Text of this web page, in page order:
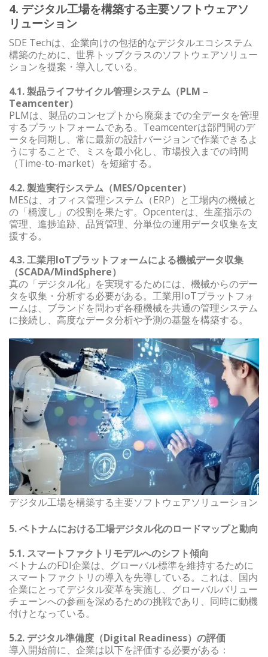
4. デジタル工場を構築する主要ソフトウェアソ
リューション
SDE Techは、企業向けの包括的なデジタルエコシステム
構築のために、世界トップクラスのソフトウェアソリュー
ションを提案・導入している。
4.1. 製品ライフサイクル管理システム（PLM –
Teamcenter）
PLMは、製品のコンセプトから廃棄までの全データを管理
するプラットフォームである。Teamcenterは部門間のデ
ータを同期し、常に最新の設計バージョンで作業できるよ
うにすることで、ミスを最小化し、市場投入までの時間
（Time-to-market）を短縮する。
4.2. 製造実行システム（MES/Opcenter）
MESは、オフィス管理システム（ERP）と工場内の機械と
の「橋渡し」の役割を果たす。Opcenterは、生産指示の
管理、進捗追跡、品質管理、分単位の運用データ収集を支
援する。
4.3. 工業用IoTプラットフォームによる機械データ収集
（SCADA/MindSphere）
真の「デジタル化」を実現するためには、機械からのデー
タを収集・分析する必要がある。工業用IoTプラットフォ
ームは、ブランドを問わず各種機械を共通の管理システム
に接続し、高度なデータ分析や予測の基盤を構築する。
デジタル工場を構築する主要ソフトウェアソリューション
5. ベトナムにおける工場デジタル化のロードマップと動向
5.1. スマートファクトリモデルへのシフト傾向
ベトナムのFDI企業は、グローバル標準を維持するために
スマートファクトリの導入を先導している。これは、国内
企業にとってデジタル変革を実施し、グローバルバリュー
チェーンへの参画を深めるための挑戦であり、同時に動機
付けとなっている。
5.2. デジタル準備度（Digital Readiness）の評価
導入開始前に、企業は以下を評価する必要がある：